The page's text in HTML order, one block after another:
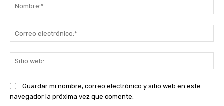
Guardar mi nombre, correo electrónico y sitio web en este
navegador la próxima vez que comente.